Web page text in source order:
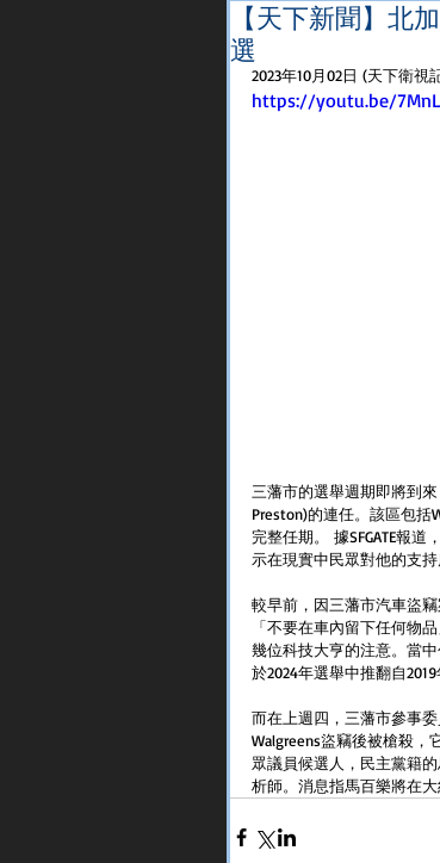
【天下新聞】北
選
2023年10月02日 (天下衛視
https://youtu.be/
三藩市的選舉週期即將到
Preston)的連任。該區包括
完整任期。 據SFGATE報
示在現實中民眾對他的支持
較早前，因三藩市汽車盜
「不要在車內留下任何物
幾位科技大亨的注意。當
於2024年選舉中推翻自
而在上週四，三藩市參事
Walgreens盜竊後被槍殺，
眾議員候選人，民主黨籍
析師。消息指馬百樂將在大